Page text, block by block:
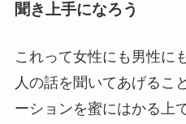
聞き上手になろう
これって女性にも男性に
人の話を聞いてあげるこ
ーションを蜜にはかる上